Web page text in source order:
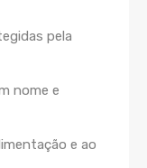
pela
nome e
e ao